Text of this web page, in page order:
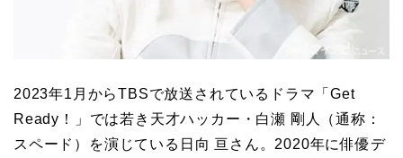
2023年1月からTBSで放送されているドラマ「Get
Ready！」では若き天才ハッカー・白瀬 剛人（通称：
スペード）を演じている日向 亘さん。2020年に俳優デ